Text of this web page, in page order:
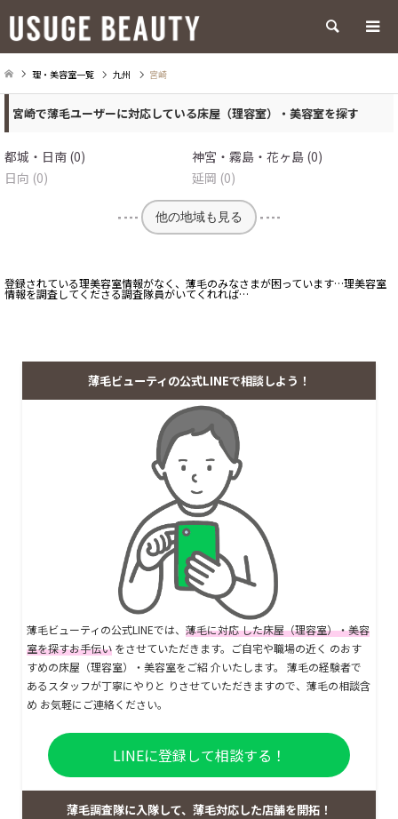
検索
理・美容室一覧 九州 宮崎
宮崎で薄毛ユーザーに対応している床屋（理容室）・美容室を探す
都城・日南 (0)
神宮・霧島・花ヶ島 (0)
日向 (0)
延岡 (0)
他の地域も見る
登録されている理美容室情報がなく、薄毛のみなさまが困っています…理美容室
情報を調査してくださる調査隊員がいてくれれば…
薄毛ビューティの公式LINEで相談しよう！
薄毛ビューティの公式LINEでは、 薄毛に対応 した床屋（理容室）・美容
室を探すお手伝い をさせていただきます。ご自宅や職場の近く のおす
すめの床屋（理容室）・美容室をご紹 介いたします。 薄毛の経験者で
あるスタッフが丁寧にやりと りさせていただきますので、薄毛の相談含
め お気軽にご連絡ください。
LINEに登録して相談する！
薄毛調査隊に入隊して、薄毛対応した店舗を開拓！